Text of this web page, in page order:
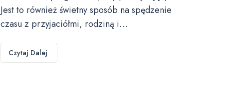
Jest to również świetny sposób na spędzenie
czasu z przyjaciółmi, rodziną i…
Czytaj Dalej